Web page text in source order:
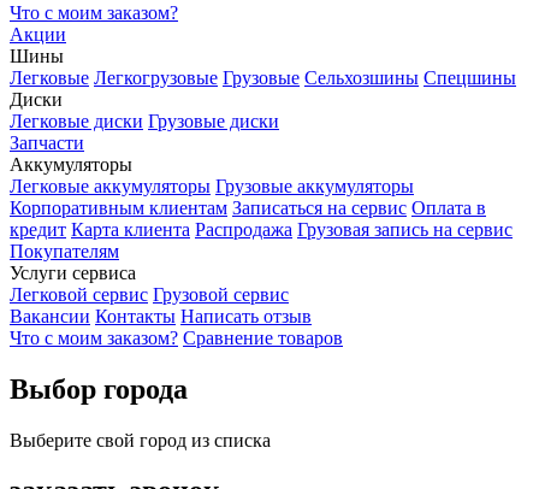
Что с моим заказом?
Акции
Шины
Легковые Легкогрузовые Грузовые Сельхозшины Спецшины
Диски
Легковые диски Грузовые диски
Запчасти
Аккумуляторы
Легковые аккумуляторы Грузовые аккумуляторы
Корпоративным клиентам Записаться на сервис Оплата в
кредит Карта клиента Распродажа Грузовая запись на сервис
Покупателям
Услуги сервиса
Легковой сервис Грузовой сервис
Вакансии Контакты Написать отзыв
Что с моим заказом? Сравнение товаров
Выбор города
Выберите свой город из списка